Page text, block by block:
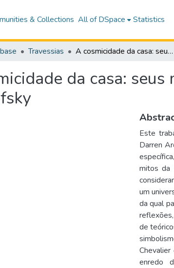
& Collections All of DSpace Statistics
Travessias A cosmicidade da casa: seus mitos e imagens no filme Mãe!, de Darren Aronofsky
da casa:
Este
Darren
mitos da
um
da qual
de
enredo